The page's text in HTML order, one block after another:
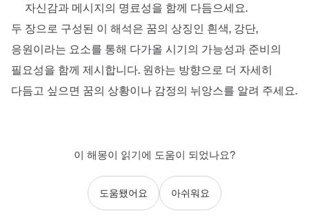
자신감과 메시지의 명료성을 함께 다듬으세요.
두 장으로 구성된 이 해석은 꿈의 상징인 흰색, 강단,
응원이라는 요소를 통해 다가올 시기의 가능성과 준비의
필요성을 함께 제시합니다. 원하는 방향으로 더 자세히
다듬고 싶으면 꿈의 상황이나 감정의 뉘앙스를 알려 주세요.
이 해몽이 읽기에 도움이 되었나요?
도움됐어요 아쉬워요